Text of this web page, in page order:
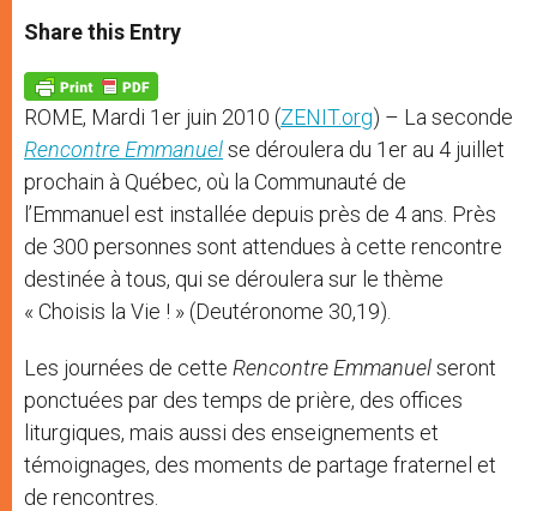
t
s
p
p
s
e
g
e
r
e
b
o
k
Share this Entry
ROME, Mardi 1er juin 2010 (ZENIT.org) – La seconde
Rencontre Emmanuelse déroulera du 1er au 4 juillet
prochain à Québec, où la Communauté de
l’Emmanuel est installée depuis près de 4 ans. Près
de 300 personnes sont attendues à cette rencontre
destinée à tous, qui se déroulera sur le thème
« Choisis la Vie ! » (Deutéronome 30,19).
Les journées de cette Rencontre Emmanuelseront
ponctuées par des temps de prière, des offices
liturgiques, mais aussi des enseignements et
témoignages, des moments de partage fraternel et
de rencontres.